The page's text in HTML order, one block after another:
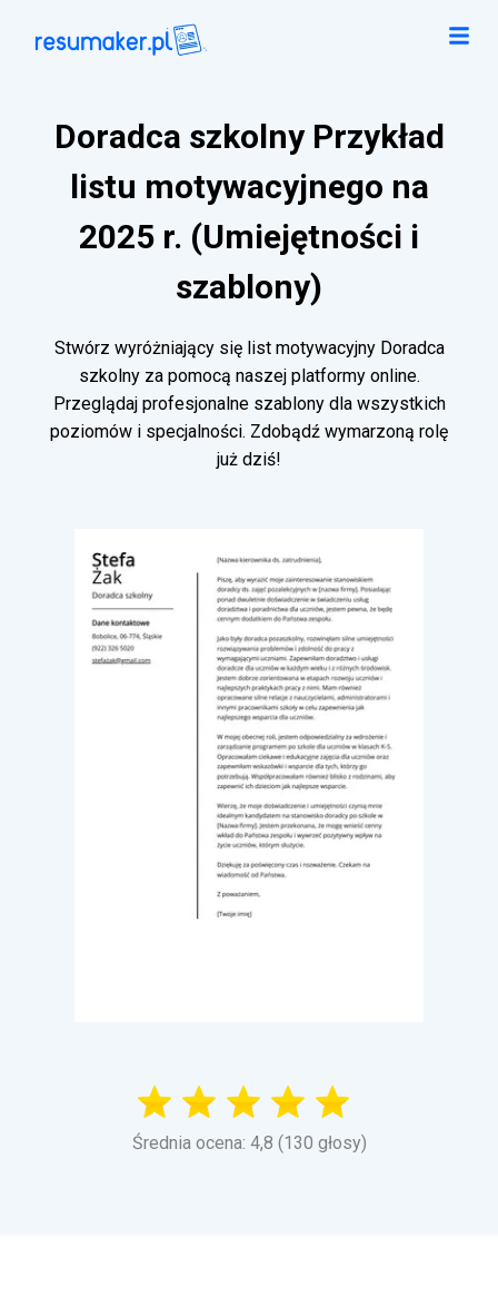
Doradca szkolny Przykład
listu motywacyjnego na
2025 r. (Umiejętności i
szablony)
Stwórz wyróżniający się list motywacyjny Doradca
szkolny za pomocą naszej platformy online.
Przeglądaj profesjonalne szablony dla wszystkich
poziomów i specjalności. Zdobądź wymarzoną rolę
już dziś!
Średnia ocena: 4,8 (130 głosy)